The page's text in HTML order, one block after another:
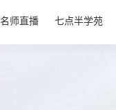
名师直播 七点半学苑